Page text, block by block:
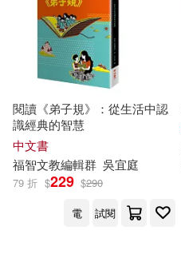
閱讀《弟子規》：從生活中認
識經典的智慧
中文書
福智文教編輯群 吳宜庭
79 折 $229 $290
電
試閱